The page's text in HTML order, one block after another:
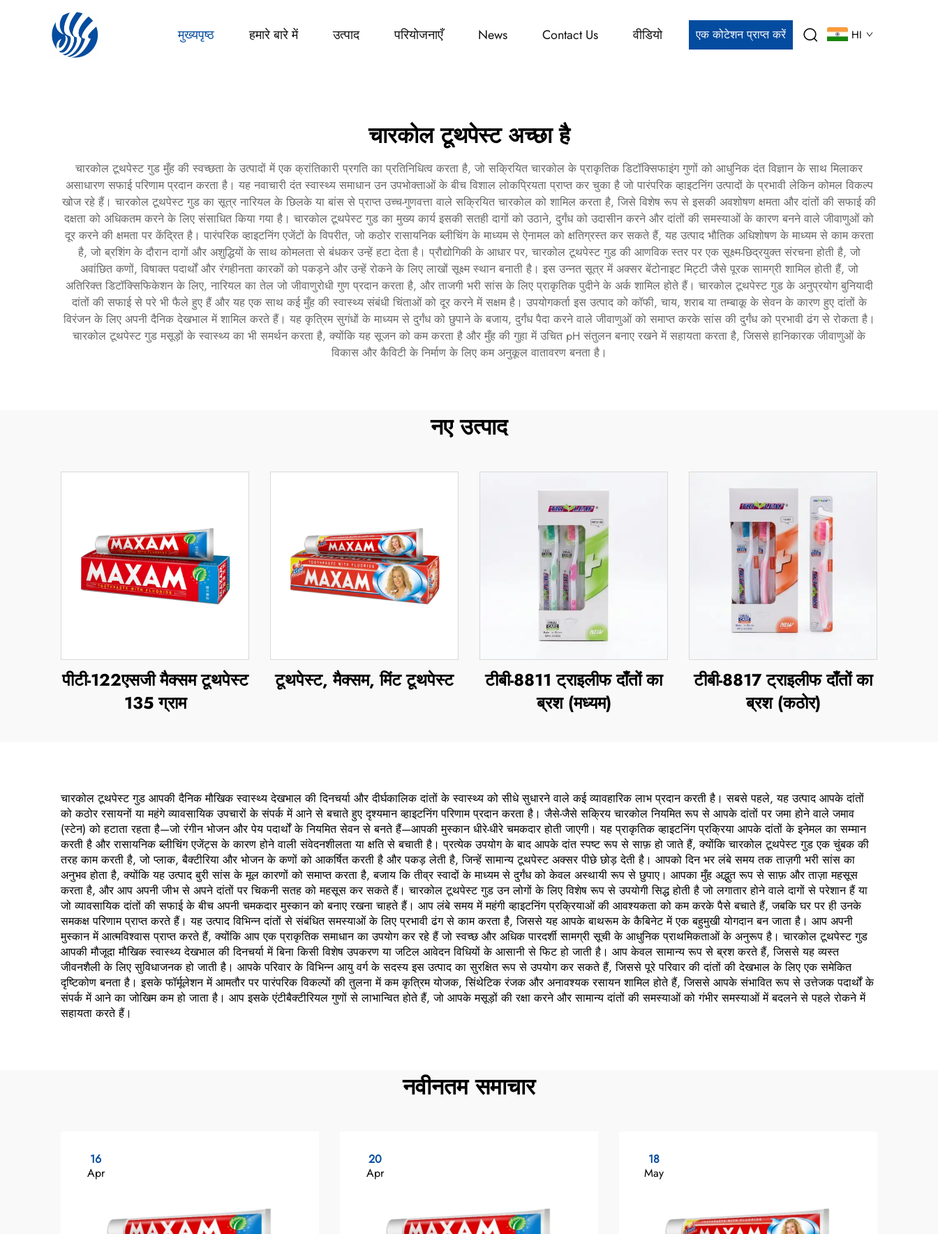
मुख्यपृष्ठ हमारे बारे में उत्पाद परियोजनाएँ News Contact Us वीडियो एक कोटेशन प्राप्त करें HI
चारकोल टूथपेस्ट अच्छा है
चारकोल टूथपेस्ट गुड मुँह की स्वच्छता के उत्पादों में एक क्रांतिकारी प्रगति का प्रतिनिधित्व करता है, जो सक्रियित चारकोल के प्राकृतिक डिटॉक्सिफाइंग गुणों को आधुनिक दंत विज्ञान के साथ मिलाकर
असाधारण सफाई परिणाम प्रदान करता है। यह नवाचारी दंत स्वास्थ्य समाधान उन उपभोक्ताओं के बीच विशाल लोकप्रियता प्राप्त कर चुका है जो पारंपरिक व्हाइटनिंग उत्पादों के प्रभावी लेकिन कोमल विकल्प
खोज रहे हैं। चारकोल टूथपेस्ट गुड का सूत्र नारियल के छिलके या बांस से प्राप्त उच्च-गुणवत्ता वाले सक्रियित चारकोल को शामिल करता है, जिसे विशेष रूप से इसकी अवशोषण क्षमता और दांतों की सफाई की
दक्षता को अधिकतम करने के लिए संसाधित किया गया है। चारकोल टूथपेस्ट गुड का मुख्य कार्य इसकी सतही दागों को उठाने, दुर्गंध को उदासीन करने और दांतों की समस्याओं के कारण बनने वाले जीवाणुओं को
दूर करने की क्षमता पर केंद्रित है। पारंपरिक व्हाइटनिंग एजेंटों के विपरीत, जो कठोर रासायनिक ब्लीचिंग के माध्यम से ऐनामल को क्षतिग्रस्त कर सकते हैं, यह उत्पाद भौतिक अधिशोषण के माध्यम से काम करता
है, जो ब्रशिंग के दौरान दागों और अशुद्धियों के साथ कोमलता से बंधकर उन्हें हटा देता है। प्रौद्योगिकी के आधार पर, चारकोल टूथपेस्ट गुड की आणविक स्तर पर एक सूक्ष्म-छिद्रयुक्त संरचना होती है, जो
अवांछित कणों, विषाक्त पदार्थों और रंगहीनता कारकों को पकड़ने और उन्हें रोकने के लिए लाखों सूक्ष्म स्थान बनाती है। इस उन्नत सूत्र में अक्सर बेंटोनाइट मिट्टी जैसे पूरक सामग्री शामिल होती हैं, जो
अतिरिक्त डिटॉक्सिफिकेशन के लिए, नारियल का तेल जो जीवाणुरोधी गुण प्रदान करता है, और ताजगी भरी सांस के लिए प्राकृतिक पुदीने के अर्क शामिल होते हैं। चारकोल टूथपेस्ट गुड के अनुप्रयोग बुनियादी
दांतों की सफाई से परे भी फैले हुए हैं और यह एक साथ कई मुँह की स्वास्थ्य संबंधी चिंताओं को दूर करने में सक्षम है। उपयोगकर्ता इस उत्पाद को कॉफी, चाय, शराब या तम्बाकू के सेवन के कारण हुए दांतों के
विरंजन के लिए अपनी दैनिक देखभाल में शामिल करते हैं। यह कृत्रिम सुगंधों के माध्यम से दुर्गंध को छुपाने के बजाय, दुर्गंध पैदा करने वाले जीवाणुओं को समाप्त करके सांस की दुर्गंध को प्रभावी ढंग से रोकता है।
चारकोल टूथपेस्ट गुड मसूड़ों के स्वास्थ्य का भी समर्थन करता है, क्योंकि यह सूजन को कम करता है और मुँह की गुहा में उचित pH संतुलन बनाए रखने में सहायता करता है, जिससे हानिकारक जीवाणुओं के
विकास और कैविटी के निर्माण के लिए कम अनुकूल वातावरण बनता है।
नए उत्पाद
पीटी-122एसजी मैक्सम टूथपेस्ट
135 ग्राम
टूथपेस्ट, मैक्सम, मिंट टूथपेस्ट
टीबी-8811 ट्राइलीफ दाँतों का
ब्रश (मध्यम)
टीबी-8817 ट्राइलीफ दाँतों का
ब्रश (कठोर)
चारकोल टूथपेस्ट गुड आपकी दैनिक मौखिक स्वास्थ्य देखभाल की दिनचर्या और दीर्घकालिक दांतों के स्वास्थ्य को सीधे सुधारने वाले कई व्यावहारिक लाभ प्रदान करती है। सबसे पहले, यह उत्पाद आपके दांतों
को कठोर रसायनों या महंगे व्यावसायिक उपचारों के संपर्क में आने से बचाते हुए दृश्यमान व्हाइटनिंग परिणाम प्रदान करता है। जैसे-जैसे सक्रिय चारकोल नियमित रूप से आपके दांतों पर जमा होने वाले जमाव
(स्टेन) को हटाता रहता है—जो रंगीन भोजन और पेय पदार्थों के नियमित सेवन से बनते हैं—आपकी मुस्कान धीरे-धीरे चमकदार होती जाएगी। यह प्राकृतिक व्हाइटनिंग प्रक्रिया आपके दांतों के इनेमल का सम्मान
करती है और रासायनिक ब्लीचिंग एजेंट्स के कारण होने वाली संवेदनशीलता या क्षति से बचाती है। प्रत्येक उपयोग के बाद आपके दांत स्पष्ट रूप से साफ़ हो जाते हैं, क्योंकि चारकोल टूथपेस्ट गुड एक चुंबक की
तरह काम करती है, जो प्लाक, बैक्टीरिया और भोजन के कणों को आकर्षित करती है और पकड़ लेती है, जिन्हें सामान्य टूथपेस्ट अक्सर पीछे छोड़ देती है। आपको दिन भर लंबे समय तक ताज़गी भरी सांस का
अनुभव होता है, क्योंकि यह उत्पाद बुरी सांस के मूल कारणों को समाप्त करता है, बजाय कि तीव्र स्वादों के माध्यम से दुर्गंध को केवल अस्थायी रूप से छुपाए। आपका मुँह अद्भुत रूप से साफ़ और ताज़ा महसूस
करता है, और आप अपनी जीभ से अपने दांतों पर चिकनी सतह को महसूस कर सकते हैं। चारकोल टूथपेस्ट गुड उन लोगों के लिए विशेष रूप से उपयोगी सिद्ध होती है जो लगातार होने वाले दागों से परेशान हैं या
जो व्यावसायिक दांतों की सफाई के बीच अपनी चमकदार मुस्कान को बनाए रखना चाहते हैं। आप लंबे समय में महंगी व्हाइटनिंग प्रक्रियाओं की आवश्यकता को कम करके पैसे बचाते हैं, जबकि घर पर ही उनके
समकक्ष परिणाम प्राप्त करते हैं। यह उत्पाद विभिन्न दांतों से संबंधित समस्याओं के लिए प्रभावी ढंग से काम करता है, जिससे यह आपके बाथरूम के कैबिनेट में एक बहुमुखी योगदान बन जाता है। आप अपनी
मुस्कान में आत्मविश्वास प्राप्त करते हैं, क्योंकि आप एक प्राकृतिक समाधान का उपयोग कर रहे हैं जो स्वच्छ और अधिक पारदर्शी सामग्री सूची के आधुनिक प्राथमिकताओं के अनुरूप है। चारकोल टूथपेस्ट गुड
आपकी मौजूदा मौखिक स्वास्थ्य देखभाल की दिनचर्या में बिना किसी विशेष उपकरण या जटिल आवेदन विधियों के आसानी से फिट हो जाती है। आप केवल सामान्य रूप से ब्रश करते हैं, जिससे यह व्यस्त
जीवनशैली के लिए सुविधाजनक हो जाती है। आपके परिवार के विभिन्न आयु वर्ग के सदस्य इस उत्पाद का सुरक्षित रूप से उपयोग कर सकते हैं, जिससे पूरे परिवार की दांतों की देखभाल के लिए एक समेकित
दृष्टिकोण बनता है। इसके फॉर्मूलेशन में आमतौर पर पारंपरिक विकल्पों की तुलना में कम कृत्रिम योजक, सिंथेटिक रंजक और अनावश्यक रसायन शामिल होते हैं, जिससे आपके संभावित रूप से उत्तेजक पदार्थों के
संपर्क में आने का जोखिम कम हो जाता है। आप इसके एंटीबैक्टीरियल गुणों से लाभान्वित होते हैं, जो आपके मसूड़ों की रक्षा करने और सामान्य दांतों की समस्याओं को गंभीर समस्याओं में बदलने से पहले रोकने में
सहायता करते हैं।
नवीनतम समाचार
16
Apr
20
Apr
18
May